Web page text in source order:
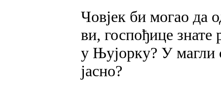
Човјек би могао да
ви, госпођице
у Њујорку? У магли
јасно?